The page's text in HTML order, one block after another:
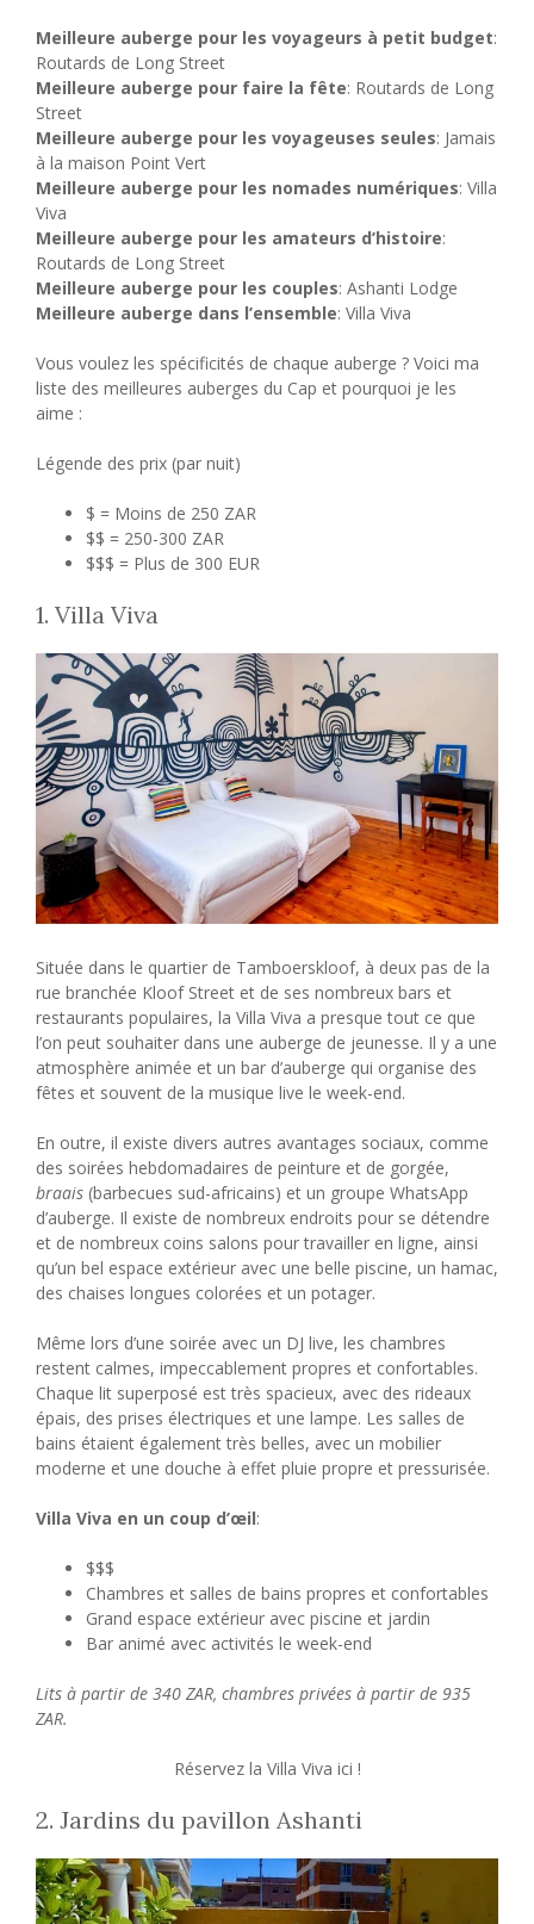
Meilleure auberge pour les voyageurs à petit budget:
Routards de Long Street
Meilleure auberge pour faire la fête: Routards de Long
Street
Meilleure auberge pour les voyageuses seules: Jamais
à la maison Point Vert
Meilleure auberge pour les nomades numériques: Villa
Viva
Meilleure auberge pour les amateurs d’histoire:
Routards de Long Street
Meilleure auberge pour les couples: Ashanti Lodge
Meilleure auberge dans l’ensemble: Villa Viva
Vous voulez les spécificités de chaque auberge ? Voici ma
liste des meilleures auberges du Cap et pourquoi je les
aime :
Légende des prix (par nuit)
$ = Moins de 250 ZAR
$$ = 250-300 ZAR
$$$ = Plus de 300 EUR
1. Villa Viva
Située dans le quartier de Tamboerskloof, à deux pas de la
rue branchée Kloof Street et de ses nombreux bars et
restaurants populaires, la Villa Viva a presque tout ce que
l’on peut souhaiter dans une auberge de jeunesse. Il y a une
atmosphère animée et un bar d’auberge qui organise des
fêtes et souvent de la musique live le week-end.
En outre, il existe divers autres avantages sociaux, comme
des soirées hebdomadaires de peinture et de gorgée,
braais (barbecues sud-africains) et un groupe WhatsApp
d’auberge. Il existe de nombreux endroits pour se détendre
et de nombreux coins salons pour travailler en ligne, ainsi
qu’un bel espace extérieur avec une belle piscine, un hamac,
des chaises longues colorées et un potager.
Même lors d’une soirée avec un DJ live, les chambres
restent calmes, impeccablement propres et confortables.
Chaque lit superposé est très spacieux, avec des rideaux
épais, des prises électriques et une lampe. Les salles de
bains étaient également très belles, avec un mobilier
moderne et une douche à effet pluie propre et pressurisée.
Villa Viva en un coup d’œil:
$$$
Chambres et salles de bains propres et confortables
Grand espace extérieur avec piscine et jardin
Bar animé avec activités le week-end
Lits à partir de 340 ZAR, chambres privées à partir de 935
ZAR.
Réservez la Villa Viva ici !
2. Jardins du pavillon Ashanti